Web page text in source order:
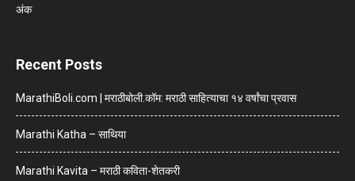
अंक
Recent Posts
MarathiBoli.com | मराठीबोली.कॉम: मराठी साहित्याचा १४ वर्षांचा प्रवास
Marathi Katha – साथिया
Marathi Kavita – मराठी कविता-शेतकरी